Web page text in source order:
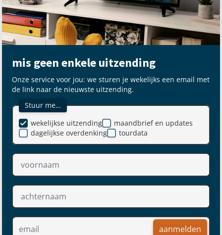
mis geen enkele uitzending
Onze service voor jou: we sturen je wekelijks een email met
de link naar de nieuwste uitzending.
Stuur me…
maandbrief en updates
dagelijkse overdenking
wekelijkse uitzending
tourdata
aanmelden